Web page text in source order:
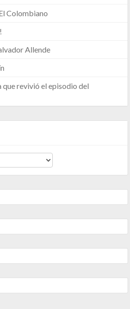
Colombiano
Allende
revivió el episodio del